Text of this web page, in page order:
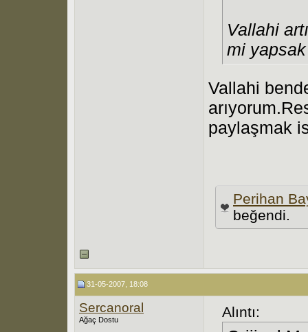
Vallahi
mi
Vallahi
paylaşmak
Perihan
beğendi.
31-05-2007, 18:08
Sercanoral
Ağaç Dostu
Alıntı: